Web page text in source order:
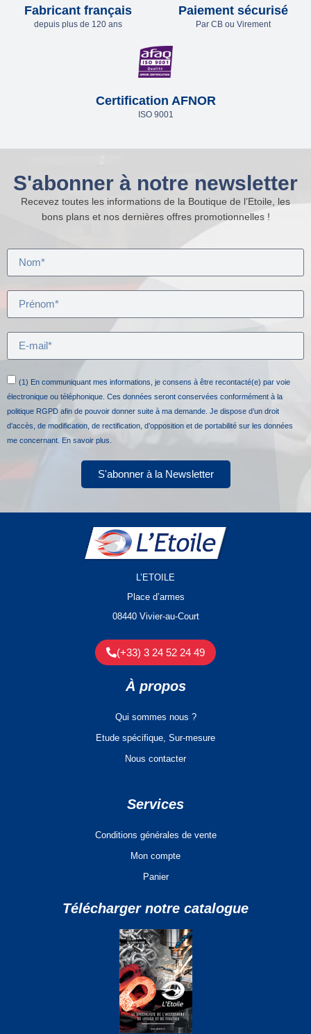
Fabricant français
depuis plus de 120 ans
Paiement sécurisé
Par CB ou Virement
Certification AFNOR
ISO 9001
S'abonner à notre newsletter
Recevez toutes les informations de la Boutique de l’Etoile, les
bons plans et nos dernières offres promotionnelles !
(1) En communiquant mes informations, je consens à être recontacté(e) par voie
électronique ou téléphonique. Ces données seront conservées conformément à la
politique RGPD afin de pouvoir donner suite à ma demande. Je dispose d’un droit
d’accès, de modification, de rectification, d’opposition et de portabilité sur les données
me concernant. En savoir plus.
S'abonner à la Newsletter
L’ETOILE
Place d’armes
08440 Vivier-au-Court
(+33) 3 24 52 24 49
À propos
Qui sommes nous ?
Etude spécifique, Sur-mesure
Nous contacter
Services
Conditions générales de vente
Mon compte
Panier
Télécharger notre catalogue